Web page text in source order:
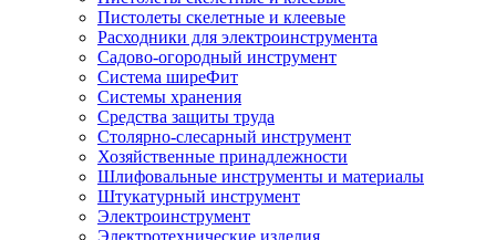
Пистолеты скелетные и клеевые
Расходники для электроинструмента
Садово-огородный инструмент
Система ширеФит
Системы хранения
Средства защиты труда
Столярно-слесарный инструмент
Хозяйственные принадлежности
Шлифовальные инструменты и материалы
Штукатурный инструмент
Электроинструмент
Электротехнические изделия